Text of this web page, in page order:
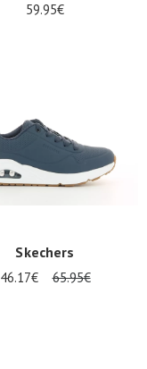
59.95€
Skechers
46.17€ 65.95€